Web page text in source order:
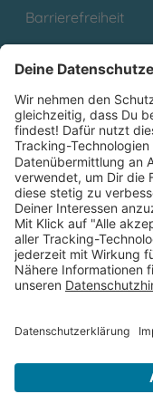
Barrierefreiheit
Partnerprogramm
Folge uns auf
*
Deutschlands
** Lieferzeit 1-3
Thienemann-Esslinger